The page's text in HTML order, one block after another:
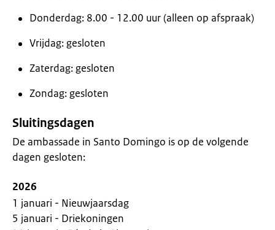
Donderdag: 8.00 - 12.00 uur (alleen op afspraak)
Vrijdag: gesloten
Zaterdag: gesloten
Zondag: gesloten
Sluitingsdagen
De ambassade in Santo Domingo is op de volgende
dagen gesloten:
2026
1 januari - Nieuwjaarsdag
5 januari - Driekoningen